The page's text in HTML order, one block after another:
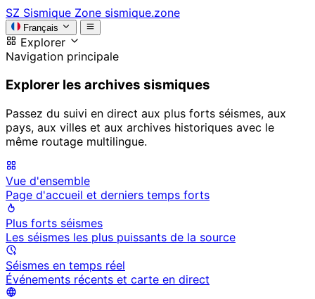
SZ Sismique Zone sismique.zone
Français
Explorer
Navigation principale
Explorer les archives sismiques
Passez du suivi en direct aux plus forts séismes, aux
pays, aux villes et aux archives historiques avec le
même routage multilingue.
Vue d'ensemble
Page d'accueil et derniers temps forts
Plus forts séismes
Les séismes les plus puissants de la source
Séismes en temps réel
Événements récents et carte en direct